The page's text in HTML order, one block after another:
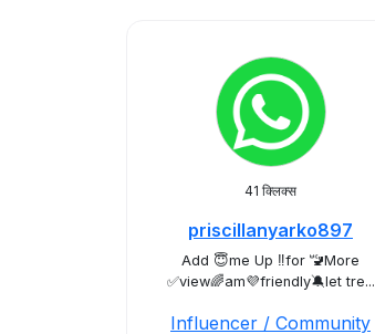
41 क्लिक्स
priscillanyarko897
Add 😇me Up ‼️for 🚾More
✅view🌈am💜friendly🔕let tre...
Influencer / Community